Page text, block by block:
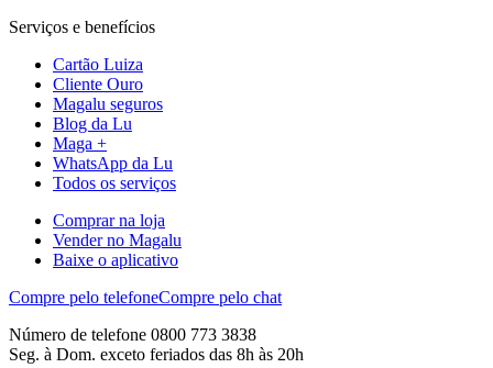
Serviços e benefícios
Cartão Luiza
Cliente Ouro
Magalu seguros
Blog da Lu
Maga +
WhatsApp da Lu
Todos os serviços
Comprar na loja
Vender no Magalu
Baixe o aplicativo
Compre pelo telefoneCompre pelo chat
Número de telefone 0800 773 3838
Seg. à Dom. exceto feriados das 8h às 20h